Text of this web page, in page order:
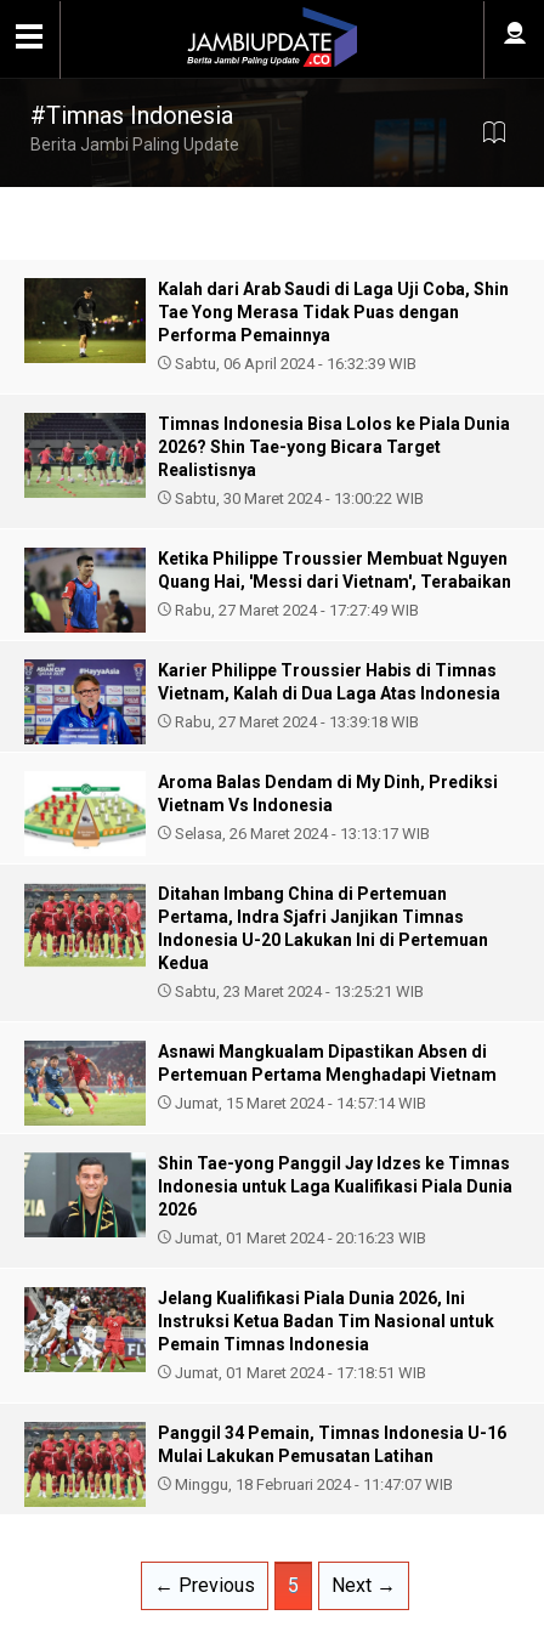
#Timnas Indonesia
Berita Jambi Paling Update
Kalah dari Arab Saudi di Laga Uji Coba, Shin
Tae Yong Merasa Tidak Puas dengan
Performa Pemainnya
Sabtu, 06 April 2024 - 16:32:39 WIB
Timnas Indonesia Bisa Lolos ke Piala Dunia
2026? Shin Tae-yong Bicara Target
Realistisnya
Sabtu, 30 Maret 2024 - 13:00:22 WIB
Ketika Philippe Troussier Membuat Nguyen
Quang Hai, 'Messi dari Vietnam', Terabaikan
Rabu, 27 Maret 2024 - 17:27:49 WIB
Karier Philippe Troussier Habis di Timnas
Vietnam, Kalah di Dua Laga Atas Indonesia
Rabu, 27 Maret 2024 - 13:39:18 WIB
Aroma Balas Dendam di My Dinh, Prediksi
Vietnam Vs Indonesia
Selasa, 26 Maret 2024 - 13:13:17 WIB
Ditahan Imbang China di Pertemuan
Pertama, Indra Sjafri Janjikan Timnas
Indonesia U-20 Lakukan Ini di Pertemuan
Kedua
Sabtu, 23 Maret 2024 - 13:25:21 WIB
Asnawi Mangkualam Dipastikan Absen di
Pertemuan Pertama Menghadapi Vietnam
Jumat, 15 Maret 2024 - 14:57:14 WIB
Shin Tae-yong Panggil Jay Idzes ke Timnas
Indonesia untuk Laga Kualifikasi Piala Dunia
2026
Jumat, 01 Maret 2024 - 20:16:23 WIB
Jelang Kualifikasi Piala Dunia 2026, Ini
Instruksi Ketua Badan Tim Nasional untuk
Pemain Timnas Indonesia
Jumat, 01 Maret 2024 - 17:18:51 WIB
Panggil 34 Pemain, Timnas Indonesia U-16
Mulai Lakukan Pemusatan Latihan
Minggu, 18 Februari 2024 - 11:47:07 WIB
← Previous 5 Next →